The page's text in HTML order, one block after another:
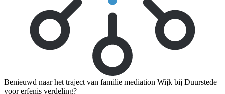
Benieuwd naar het traject van familie mediation Wijk bij Duurstede
voor erfenis verdeling?